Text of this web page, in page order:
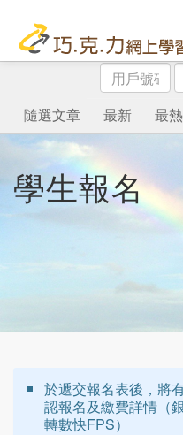
用
戶
號
碼
隨選文章
最新 最熱
學生報名
於遞交報名表後，將
認報名及繳費詳情（
轉數快FPS）